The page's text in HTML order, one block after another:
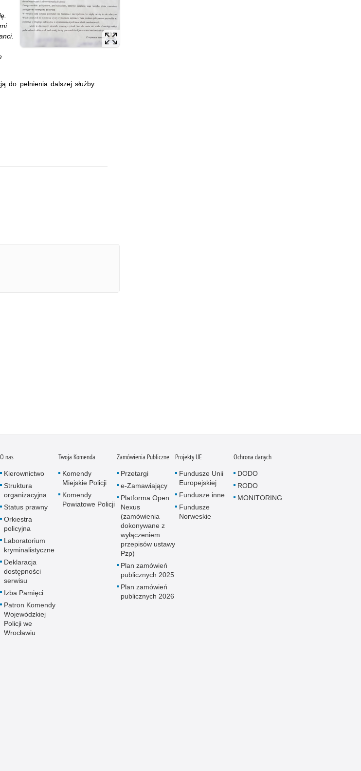
do pełnienia dalszej służby.
O nas
Kierownictwo
Struktura
organizacyjna
Status prawny
Orkiestra
policyjna
Laboratorium
kryminalistyczne
Deklaracja
dostępności
serwisu
Izba Pamięci
Patron Komendy
Wojewódzkiej
Policji we
Wrocławiu
Twoja Komenda
Komendy
Miejskie Policji
Komendy
Powiatowe Policji
Zamówienia Publiczne
Przetargi
e-Zamawiający
Platforma Open
Nexus
(zamówienia
dokonywane z
wyłączeniem
przepisów ustawy
Pzp)
Plan zamówień
publicznych 2025
Plan zamówień
publicznych 2026
Projekty UE
Fundusze Unii
Europejskiej
Fundusze inne
Fundusze
Norweskie
Ochrona danych
DODO
RODO
MONITORING